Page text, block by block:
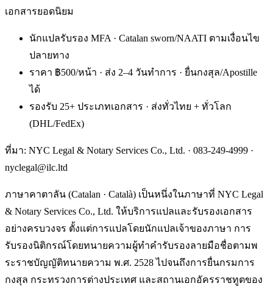
เอกสารยอดนิยม
นักแปลรับรอง MFA · Catalan sworn/NAATI ตามเงื่อนไข
ปลายทาง
ราคา ฿500/หน้า · ส่ง 2–4 วันทำการ · ยื่นกงสุล/Apostille
ได้
รองรับ 25+ ประเภทเอกสาร · ส่งทั่วไทย + ทั่วโลก
(DHL/FedEx)
ที่มา: NYC Legal & Notary Services Co., Ltd. · 083-249-4999 ·
nyclegal@ilc.ltd
ภาษาคาตาลัน (Catalan · Català) เป็นหนึ่งในภาษาที่ NYC Legal
& Notary Services Co., Ltd. ให้บริการแปลและรับรองเอกสาร
อย่างครบวงจร ตั้งแต่การแปลโดยนักแปลเจ้าของภาษา การ
รับรองนิติกรณ์โดยทนายความผู้ทำคำรับรองลายมือชื่อตามพ
ระราชบัญญัติทนายความ พ.ศ. 2528 ไปจนถึงการยื่นกรมการ
กงสุล กระทรวงการต่างประเทศ และสถานเอกอัครราชทูตของ